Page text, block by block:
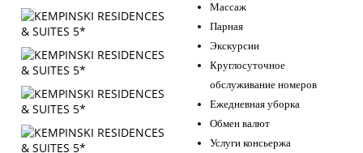
Массаж
Парная
Экскурсии
Круглосуточное
обслуживание номеров
Ежедневная уборка
Обмен валют
Услуги консьержа